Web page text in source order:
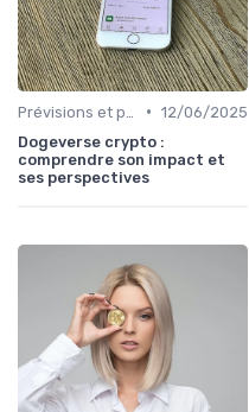
• 12/06/2025
Dogeverse crypto :
comprendre son impact et
ses perspectives